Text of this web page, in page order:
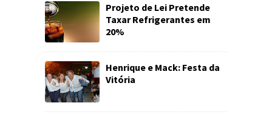
Projeto de Lei Pretende
Taxar Refrigerantes em
20%
Henrique e Mack: Festa da
Vitória